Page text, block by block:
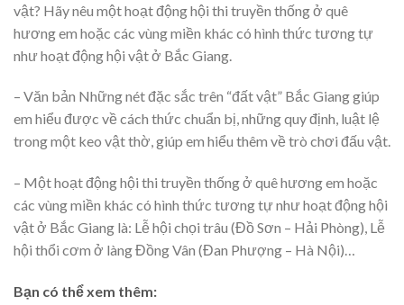
vật? Hãy nêu một hoạt động hội thi truyền thống ở quê
hương em hoặc các vùng miền khác có hình thức tương tự
như hoạt động hội vật ở Bắc Giang.
– Văn bản Những nét đặc sắc trên “đất vật” Bắc Giang giúp
em hiểu được về cách thức chuẩn bị, những quy định, luật lệ
trong một keo vật thờ, giúp em hiểu thêm về trò chơi đấu vật.
– Một hoạt động hội thi truyền thống ở quê hương em hoặc
các vùng miền khác có hình thức tương tự như hoạt động hội
vật ở Bắc Giang là: Lễ hội chọi trâu (Đồ Sơn – Hải Phòng), Lễ
hội thổi cơm ở làng Đồng Vân (Đan Phượng – Hà Nội)…
Bạn có thể xem thêm: